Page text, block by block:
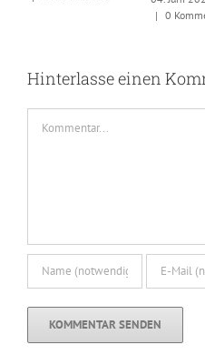
| 0
Hinterlasse einen